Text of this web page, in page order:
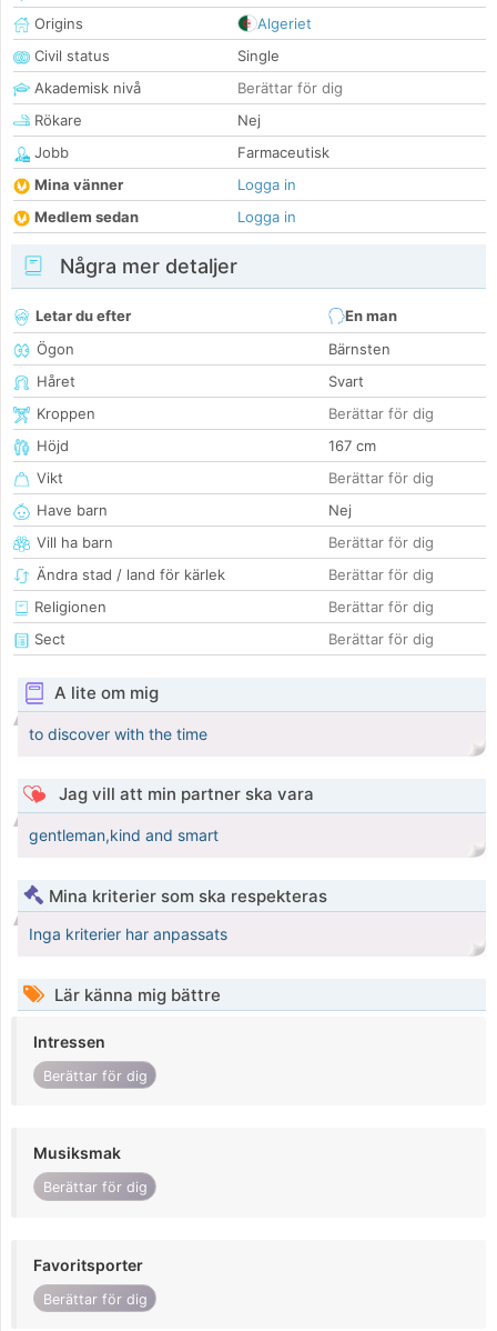
Origins
Algeriet
Civil status
Single
Akademisk nivå
Berättar för dig
Rökare
Nej
Jobb
Farmaceutisk
Mina vänner
Logga in
Medlem sedan
Logga in
Några mer detaljer
Letar du efter
En man
Ögon
Bärnsten
Håret
Svart
Kroppen
Berättar för dig
Höjd
167 cm
Vikt
Berättar för dig
Have barn
Nej
Vill ha barn
Berättar för dig
Ändra stad / land för kärlek
Berättar för dig
Religionen
Berättar för dig
Sect
Berättar för dig
A lite om mig
to discover with the time
Jag vill att min partner ska vara
gentleman,kind and smart
Mina kriterier som ska respekteras
Inga kriterier har anpassats
Lär känna mig bättre
Intressen
Berättar för dig
Musiksmak
Berättar för dig
Favoritsporter
Berättar för dig